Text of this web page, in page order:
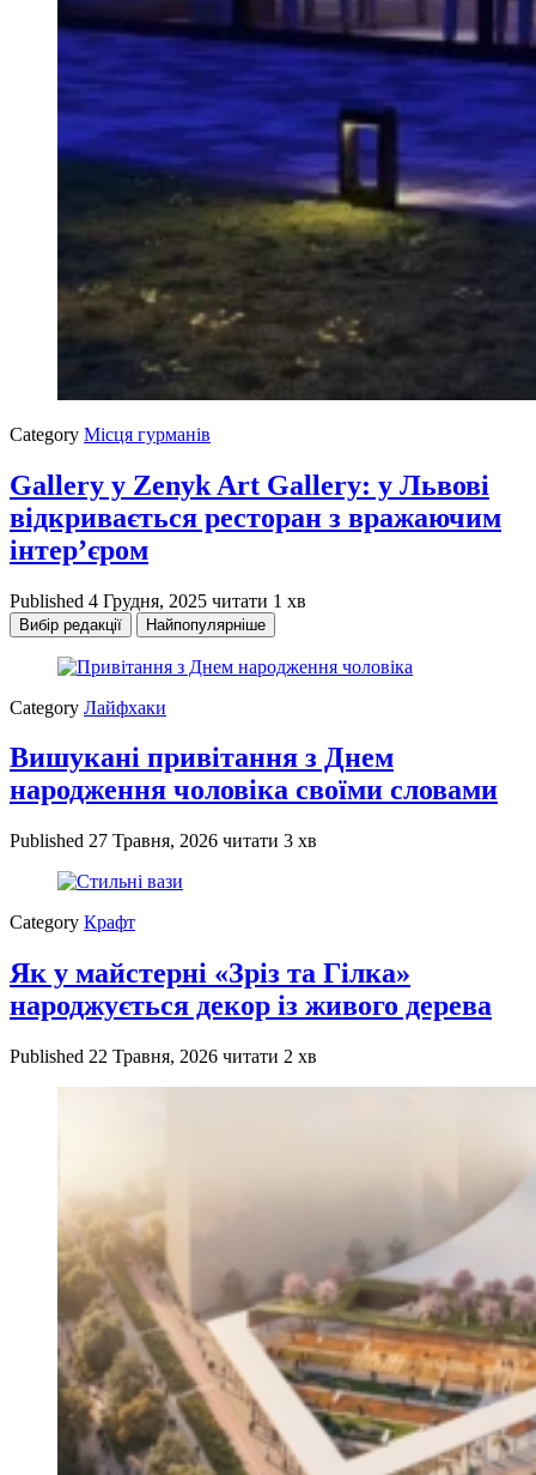
Category Місця гурманів
Gallery у Zenyk Art Gallery: у Львові
відкривається ресторан з вражаючим
інтер’єром
Published 4 Грудня, 2025 читати 1 хв
Вибір редакції Найпопулярніше
Category Лайфхаки
Вишукані привітання з Днем
народження чоловіка своїми словами
Published 27 Травня, 2026 читати 3 хв
Category Крафт
Як у майстерні «Зріз та Гілка»
народжується декор із живого дерева
Published 22 Травня, 2026 читати 2 хв